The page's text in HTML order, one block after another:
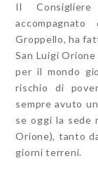
Il Consigliere
accompagnato
Groppello, ha
San Luigi
per il mondo
rischio di
sempre avuto
se oggi la sede
Orione), tanto
giorni terreni.